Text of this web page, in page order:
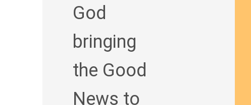
God
bringing
the Good
News to